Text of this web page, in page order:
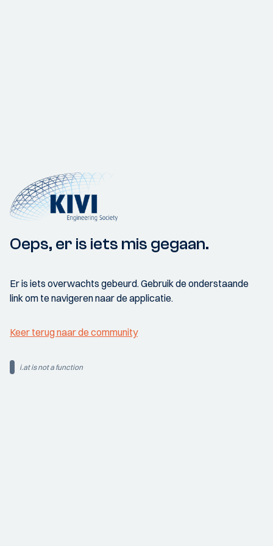
Oeps, er is iets mis gegaan.
Er is iets overwachts gebeurd. Gebruik de onderstaande
link om te navigeren naar de applicatie.
Keer terug naar de community
i.at is not a function